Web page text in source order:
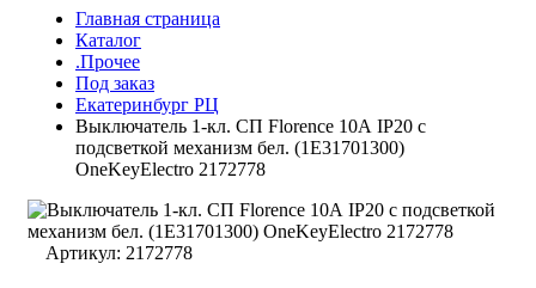
Главная страница
Каталог
.Прочее
Под заказ
Екатеринбург РЦ
Выключатель 1-кл. СП Florence 10А IP20 с
подсветкой механизм бел. (1E31701300)
OneKeyElectro 2172778
Артикул: 2172778